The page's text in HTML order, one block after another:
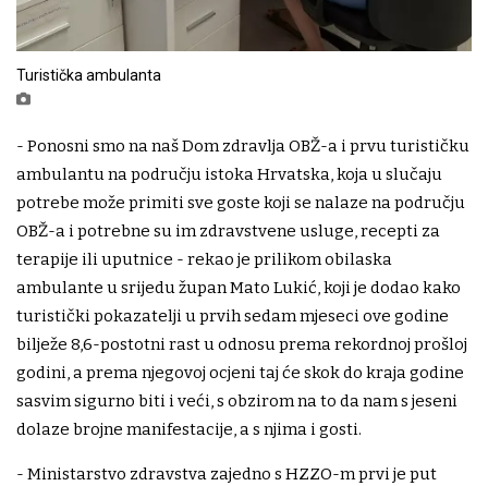
Turistička ambulanta
- Ponosni smo na naš Dom zdravlja OBŽ-a i prvu turističku
ambulantu na području istoka Hrvatska, koja u slučaju
potrebe može primiti sve goste koji se nalaze na području
OBŽ-a i potrebne su im zdravstvene usluge, recepti za
terapije ili uputnice - rekao je prilikom obilaska
ambulante u srijedu župan Mato Lukić, koji je dodao kako
turistički pokazatelji u prvih sedam mjeseci ove godine
bilježe 8,6-postotni rast u odnosu prema rekordnoj prošloj
godini, a prema njegovoj ocjeni taj će skok do kraja godine
sasvim sigurno biti i veći, s obzirom na to da nam s jeseni
dolaze brojne manifestacije, a s njima i gosti.
- Ministarstvo zdravstva zajedno s HZZO-m prvi je put